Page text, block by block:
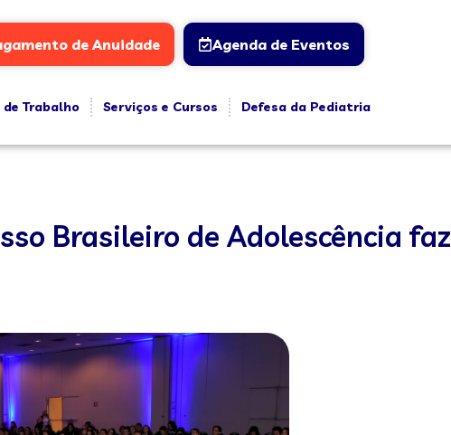
de Anuidade Agenda de Eventos
Trabalho Serviços e Cursos
Defesa da Pediatria
Brasileiro de Adolescência faz